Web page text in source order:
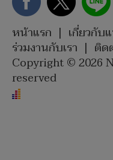
หน้าแรก | เกี่ยวกับ
ร่วมงานกับเรา | ติด
Copyright © 2026
reserved